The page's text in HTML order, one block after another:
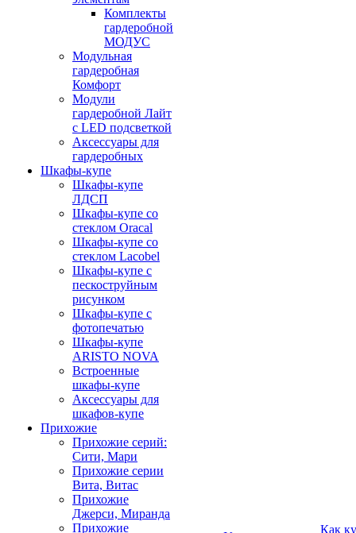
Комплекты
гардеробной
МОДУС
Модульная
гардеробная
Комфорт
Модули
гардеробной Лайт
с LED подсветкой
Аксессуары для
гардеробных
Шкафы-купе
Шкафы-купе
ЛДСП
Шкафы-купе со
стеклом Oracal
Шкафы-купе со
стеклом Lacobel
Шкафы-купе с
пескоструйным
рисунком
Шкафы-купе с
фотопечатью
Шкафы-купе
ARISTO NOVA
Встроенные
шкафы-купе
Аксессуары для
шкафов-купе
Прихожие
Прихожие серий:
Сити, Мари
Прихожие серии
Вита, Витас
Прихожие
Джерси, Миранда
Прихожие
Как